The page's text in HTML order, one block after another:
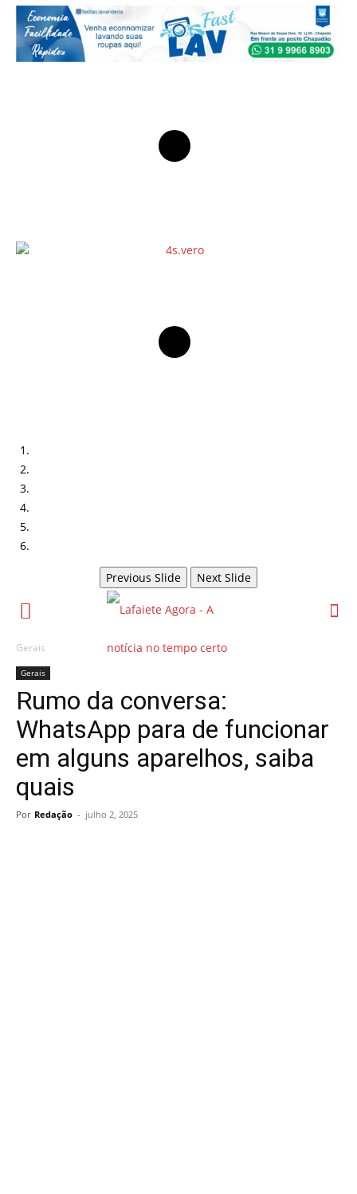
Previous Slide Next Slide
Gerais
Gerais
Rumo da conversa:
WhatsApp para de funcionar
em alguns aparelhos, saiba
quais
Por Redação - julho 2, 2025